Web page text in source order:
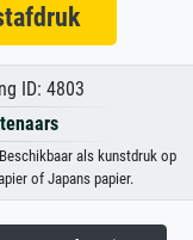
ID: 4803
als kunstdruk op
of Japans papier.